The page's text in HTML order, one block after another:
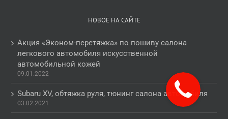
НОВОЕ НА САЙТЕ
Акция «Эконом-перетяжка» по пошиву салона
легкового автомобиля искусственной
автомобильной кожей
09.01.2022
Subaru XV, обтяжка руля, тюнинг салона автомобиля
03.02.2021